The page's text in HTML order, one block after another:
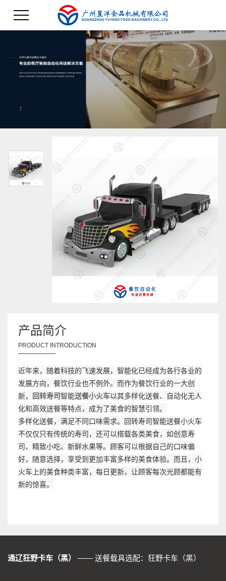
产品简介
PRODUCT INTRODUCTION
近年来，随着科技的飞速发展，智能化已经成为各行各业的
发展方向，餐饮行业也不例外。而作为餐饮行业的一大创
新， 回转寿司智能送餐小火车以其多样化送餐、自动化无人
化和高效送餐等特点，成为了美食的智慧引领。
多样化送餐，满足不同口味需求。回转寿司智能送餐小火车
不仅仅只有传统的寿司，还可以搭载各类美食，如创意寿
司、精致小吃、新鲜水果等。顾客可以根据自己的口味偏
好，随意选择，享受到更加丰富多样的美食体验。而且，小
火车上的美食种类丰富，每日更新，让顾客每次光顾都能有
新的惊喜。
通辽狂野卡车（黑） —— 送餐载具选配：狂野卡车（黑）